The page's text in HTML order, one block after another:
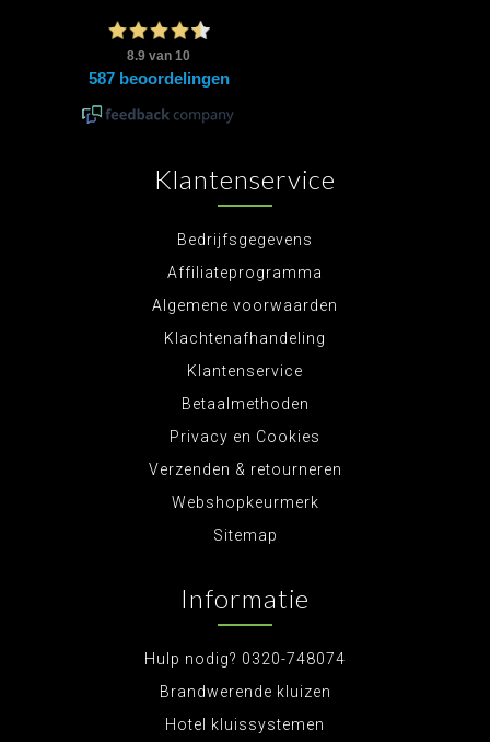
Klantenservice
Bedrijfsgegevens
Affiliateprogramma
Algemene voorwaarden
Klachtenafhandeling
Klantenservice
Betaalmethoden
Privacy en Cookies
Verzenden & retourneren
Webshopkeurmerk
Sitemap
Informatie
Hulp nodig? 0320-748074
Brandwerende kluizen
Hotel kluissystemen